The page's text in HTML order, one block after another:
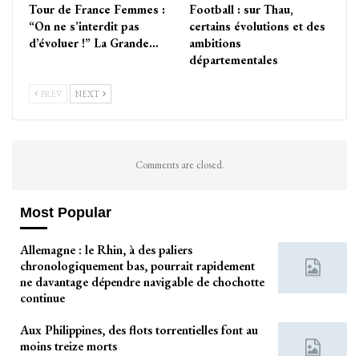
Tour de France Femmes :
“On ne s’interdit pas
d’évoluer !” La Grande…
Football : sur Thau,
certains évolutions et des
ambitions
départementales
PREV NEXT
Comments are closed.
Most Popular
Allemagne : le Rhin, à des paliers
chronologiquement bas, pourrait rapidement
ne davantage dépendre navigable de chochotte
continue
Aux Philippines, des flots torrentielles font au
moins treize morts